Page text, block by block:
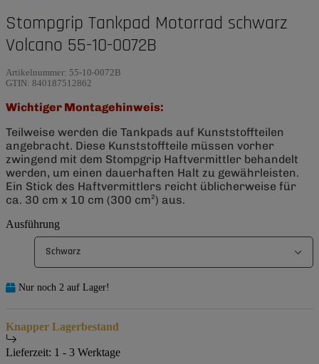
Stompgrip Tankpad Motorrad schwarz
Volcano 55-10-0072B
Artikelnummer: 55-10-0072B
GTIN: 840187512862
Wichtiger Montagehinweis:
Teilweise werden die Tankpads auf Kunststoffteilen
angebracht. Diese Kunststoffteile müssen vorher
zwingend mit dem Stompgrip Haftvermittler behandelt
werden, um einen dauerhaften Halt zu gewährleisten.
Ein Stick des Haftvermittlers reicht üblicherweise für
ca. 30 cm x 10 cm (300 cm²) aus.
Ausführung
Schwarz
Nur noch 2 auf Lager!
Knapper Lagerbestand
Lieferzeit: 1 - 3 Werktage